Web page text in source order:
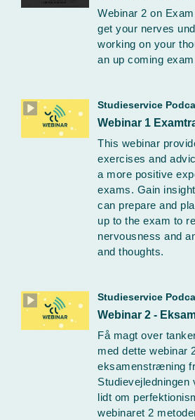
Webinar 2 on
get your nerves
working on your
an up coming
Studieservice
Webinar 1
This webinar
exercises and
a more positive
exams. Gain
can prepare and
up to the exam to
nervousness and
and thoughts.
Studieservice
Webinar 2 -
Få magt over
med dette webinar
eksamenstræning
Studievejledningen
lidt om
webinaret 2